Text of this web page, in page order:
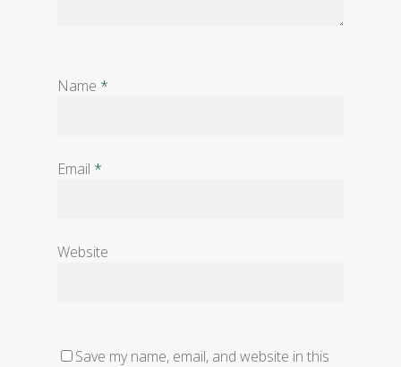
Name *
Email *
Website
Save my name, email, and website in this